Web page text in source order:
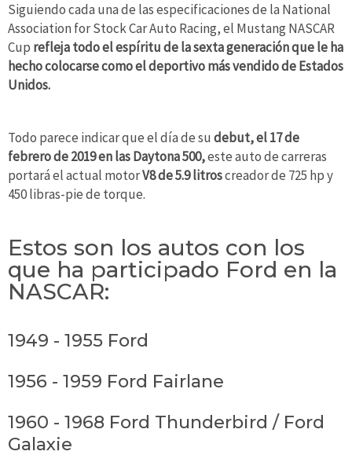
Siguiendo cada una de las especificaciones de la National
Association for Stock Car Auto Racing, el Mustang NASCAR
Cup refleja todo el espíritu de la sexta generación que le ha
hecho colocarse como el deportivo más vendido de Estados
Unidos.
Todo parece indicar que el día de su debut, el 17 de
febrero de 2019 en las Daytona 500,este auto de carreras
portará el actual motorV8 de 5.9 litroscreador de 725 hp y
450 libras-pie de torque.
Estos son los autos con los
que ha participado Ford en la
NASCAR:
1949 - 1955 Ford
1956 - 1959 Ford Fairlane
1960 - 1968 Ford Thunderbird / Ford
Galaxie